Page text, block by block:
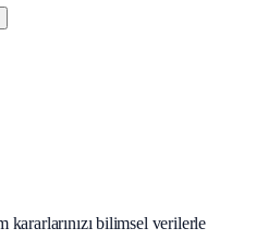
kararlarınızı bilimsel verilerle